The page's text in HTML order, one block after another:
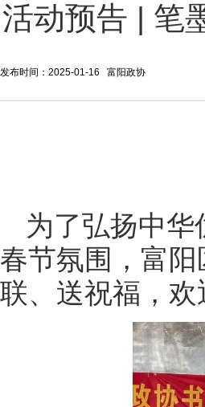
活动预告 | 笔
发布时间：2025-01-16 富阳政协
为了弘扬中
春节氛围，富
联、送祝福，